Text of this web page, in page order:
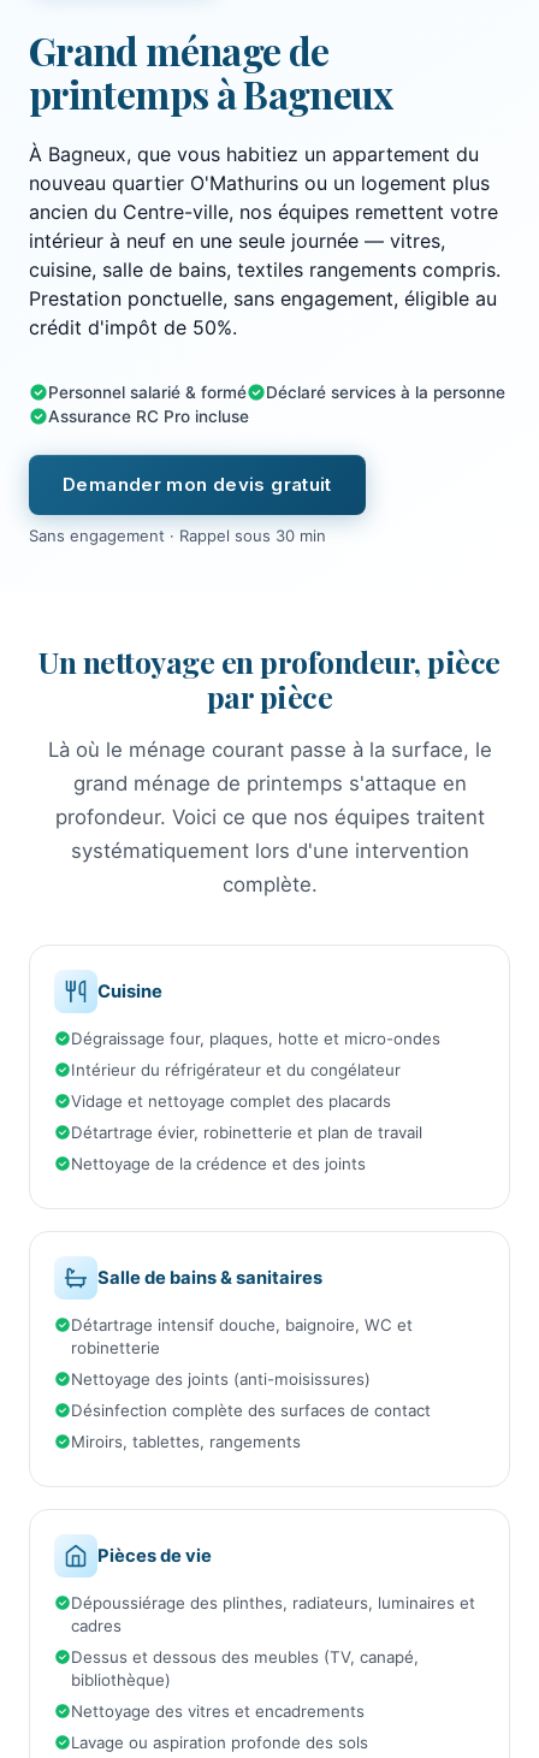
Grand ménage de
printemps à Bagneux
À Bagneux, que vous habitiez un appartement du
nouveau quartier O'Mathurins ou un logement plus
ancien du Centre-ville, nos équipes remettent votre
intérieur à neuf en une seule journée — vitres,
cuisine, salle de bains, textiles rangements compris.
Prestation ponctuelle, sans engagement, éligible au
crédit d'impôt de 50%.
Personnel salarié & formé
Déclaré services à la personne
Assurance RC Pro incluse
Demander mon devis gratuit
Sans engagement · Rappel sous 30 min
Un nettoyage en profondeur, pièce
par pièce
Là où le ménage courant passe à la surface, le
grand ménage de printemps s'attaque en
profondeur. Voici ce que nos équipes traitent
systématiquement lors d'une intervention
complète.
Cuisine
Dégraissage four, plaques, hotte et micro-ondes
Intérieur du réfrigérateur et du congélateur
Vidage et nettoyage complet des placards
Détartrage évier, robinetterie et plan de travail
Nettoyage de la crédence et des joints
Salle de bains & sanitaires
Détartrage intensif douche, baignoire, WC et
robinetterie
Nettoyage des joints (anti-moisissures)
Désinfection complète des surfaces de contact
Miroirs, tablettes, rangements
Pièces de vie
Dépoussiérage des plinthes, radiateurs, luminaires et
cadres
Dessus et dessous des meubles (TV, canapé,
bibliothèque)
Nettoyage des vitres et encadrements
Lavage ou aspiration profonde des sols